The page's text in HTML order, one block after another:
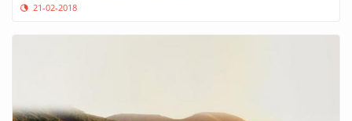
21-02-2018